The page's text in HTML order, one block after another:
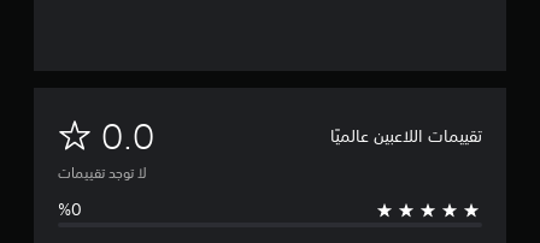
تقييمات اللاعبين عالميًا 0.0
ا
لا توجد تقييمات